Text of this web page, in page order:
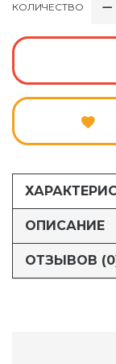
КОЛИЧЕСТВО
ОПИСАНИЕ
ОТЗЫВОВ